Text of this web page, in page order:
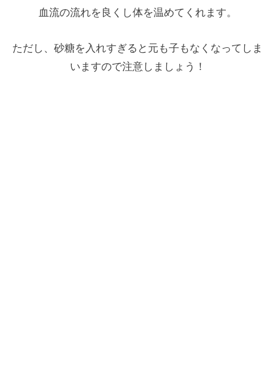
血流の流れを良くし体を温めてくれます。
ただし、砂糖を入れすぎると元も子もなくなってしま
いますので注意しましょう！